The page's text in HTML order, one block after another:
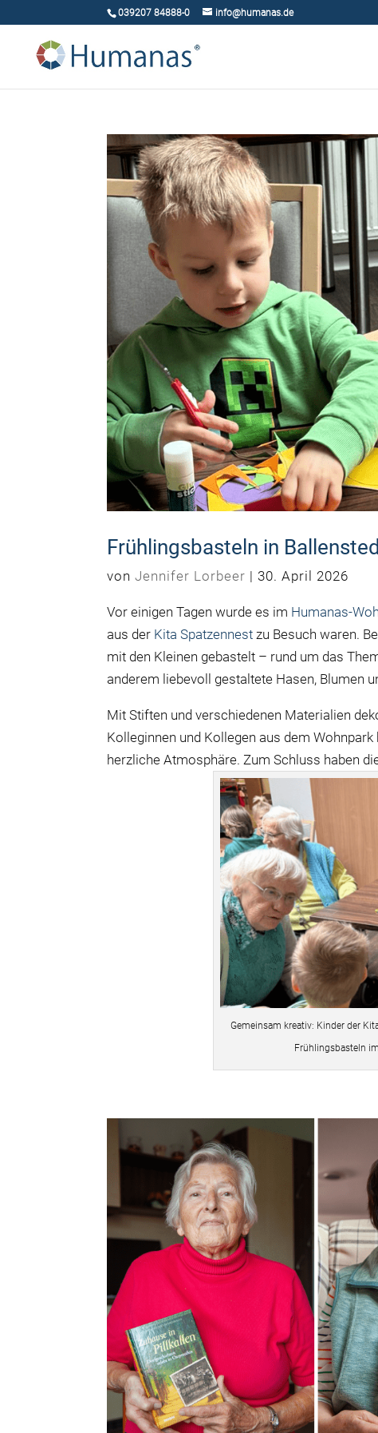
039207 84888-0 info@humanas.de
Frühlingsbasteln in
vonJennifer Lorbeer | 30. April 2026
Vor einigen Tagen wurde es im Humanas-
aus der Kita Spatzennestzu Besuch waren.
mit den Kleinen gebastelt – rund um das
anderem liebevoll gestaltete Hasen, Blumen
Mit Stiften und verschiedenen Materialien
Kolleginnen und Kollegen aus dem
herzliche Atmosphäre. Zum Schluss haben
Gemeinsam kreativ: Kinder der
Frühlingsbasteln